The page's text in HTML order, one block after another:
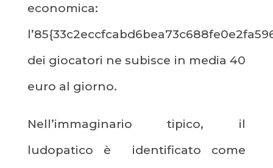
economica:
dei giocatori ne subisce in media 40
euro al giorno.
Nell’immaginario tipico, il
ludopatico è identificato come